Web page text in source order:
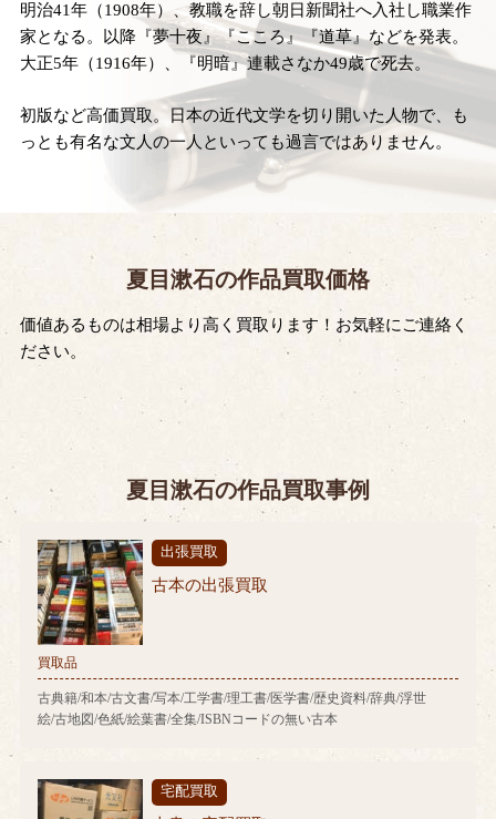
明治41年（1908年）、教職を辞し朝日新聞社へ入社し職業作
家となる。以降『夢十夜』『こころ』『道草』などを発表。
大正5年（1916年）、『明暗』連載さなか49歳で死去。
初版など高価買取。日本の近代文学を切り開いた人物で、も
っとも有名な文人の一人といっても過言ではありません。
夏目漱石の作品買取価格
価値あるものは相場より高く買取ります！お気軽にご連絡く
ださい。
夏目漱石の作品買取事例
出張買取
古本の出張買取
買取品
古典籍/和本/古文書/写本/工学書/理工書/医学書/歴史資料/辞典/浮世
絵/古地図/色紙/絵葉書/全集/ISBNコードの無い古本
宅配買取